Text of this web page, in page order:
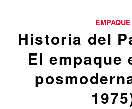
EMPAQUE
Historia del
El empaque